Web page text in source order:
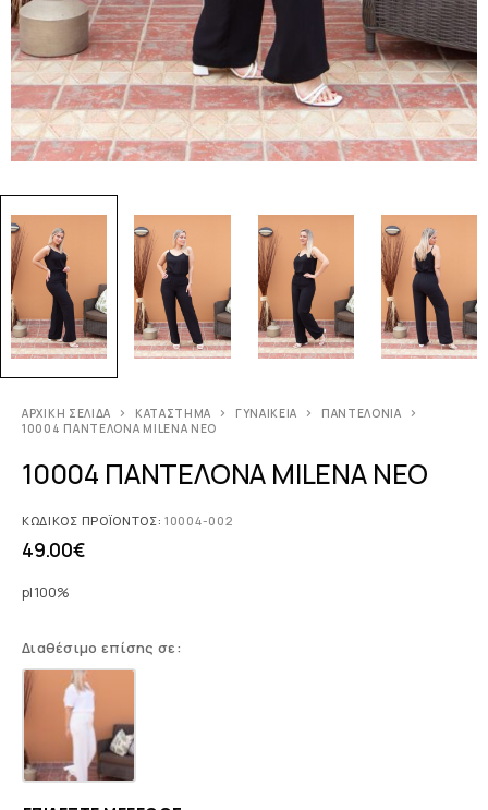
ΑΡΧΙΚΉ ΣΕΛΊΔΑ ΚΑΤΆΣΤΗΜΑ ΓΥΝΑΙΚΕΊΑ
ΠΑΝΤΕΛΌΝΙΑ
10004 ΠΑΝΤΕΛΟΝΑ MILENA ΝΕΟ
10004 ΠΑΝΤΕΛΟΝΑ MILENA ΝΕΟ
ΚΩΔΙΚΌΣ ΠΡΟΪΌΝΤΟΣ:10004-002
49.00€
pl100%
Διαθέσιμο επίσης σε: